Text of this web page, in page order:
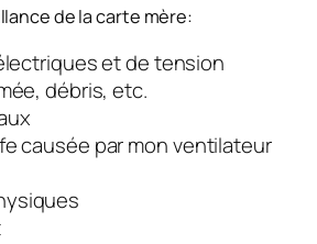
de la carte mère:
et de tension
débris, etc.
causée par mon ventilateur